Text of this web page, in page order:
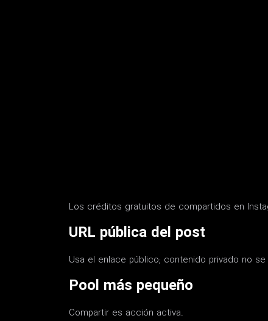
Los créditos gratuitos de compartidos en
URL pública del post
Usa el enlace público; contenido privado no
Pool más pequeño
Compartir es acción activa.